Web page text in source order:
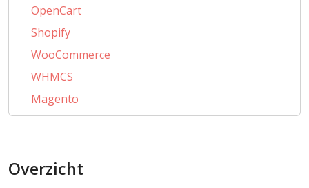
OpenCart
Shopify
WooCommerce
WHMCS
Magento
PrestaShop
AbanteCart
Overzicht